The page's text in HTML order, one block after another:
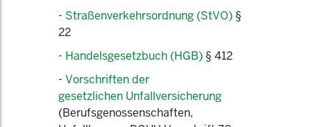
- Straßenverkehrsordnung (StVO) §
22
- Handelsgesetzbuch (HGB) § 412
- Vorschriften der
gesetzlichen Unfallversicherung
(Berufsgenossenschaften,